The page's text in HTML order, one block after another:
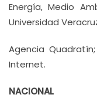
Energía, Medio
Universidad
Agencia
Internet.
NACIONAL